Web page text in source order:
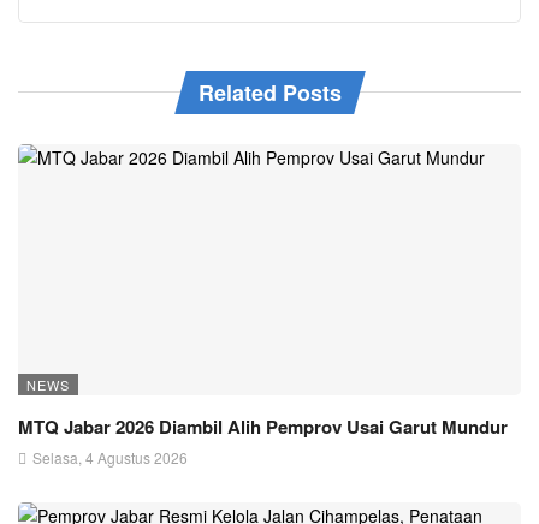
Related Posts
NEWS
MTQ Jabar 2026 Diambil Alih Pemprov Usai Garut Mundur
Selasa, 4 Agustus 2026